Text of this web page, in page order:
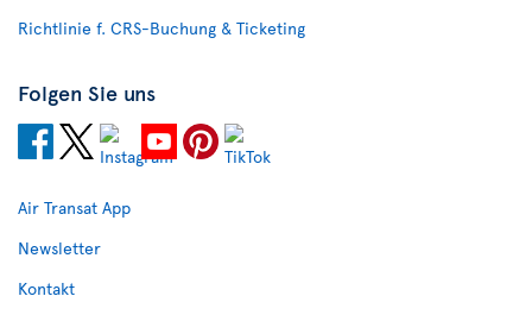
Richtlinie f. CRS-Buchung & Ticketing
Folgen Sie uns
Air Transat App
Newsletter
Kontakt